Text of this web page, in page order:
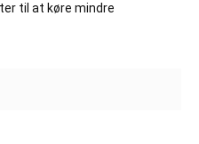
til at køre mindre